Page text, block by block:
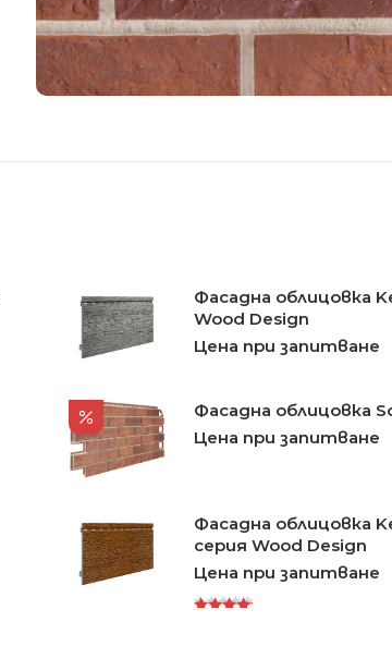
Фасадна облицовка
Wood Design
Цена при запитване
Фасадна облицовка
Цена при запитване
Фасадна облицовка
серия Wood Design
Цена при запитване